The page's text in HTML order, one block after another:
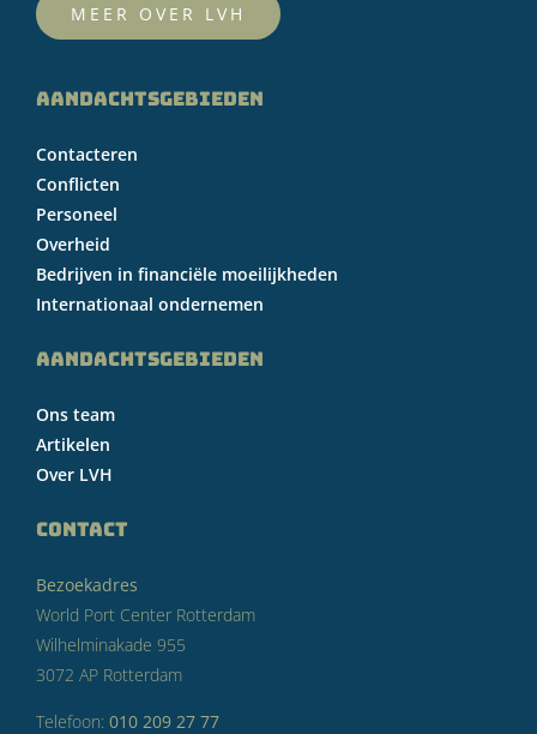
MEER OVER LVH
AANDACHTSGEBIEDEN
Contacteren
Conflicten
Personeel
Overheid
Bedrijven in financiële moeilijkheden
Internationaal ondernemen
AANDACHTSGEBIEDEN
Ons team
Artikelen
Over LVH
CONTACT
Bezoekadres
World Port Center Rotterdam
Wilhelminakade 955
3072 AP Rotterdam
Telefoon: 010 209 27 77